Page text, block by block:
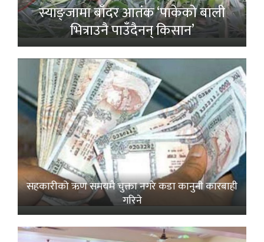
स्याङ्जामा बाँदर आतंक ‘पाकेको बाली
भित्राउनै पाउँदैनन् किसान’
सहकारीको ऋण समयमै चुक्ता नगरे कडा कानुनी कारबाही
गरिने